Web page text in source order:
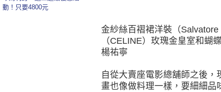
金紗絲百褶裙洋裝（
（CELINE）玫瑰金皇室和蝴
楊祐寧
自從大賣座電影總舖師之後
畫也像做料理一樣，要細細
動！只要4800元